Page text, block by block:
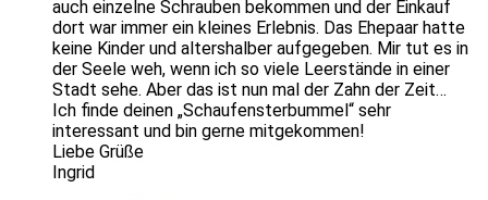
auch einzelne Schrauben bekommen und der Einkauf
dort war immer ein kleines Erlebnis. Das Ehepaar hatte
keine Kinder und altershalber aufgegeben. Mir tut es in
der Seele weh, wenn ich so viele Leerstände in einer
Stadt sehe. Aber das ist nun mal der Zahn der Zeit…
Ich finde deinen „Schaufensterbummel“ sehr
interessant und bin gerne mitgekommen!
Liebe Grüße
Ingrid